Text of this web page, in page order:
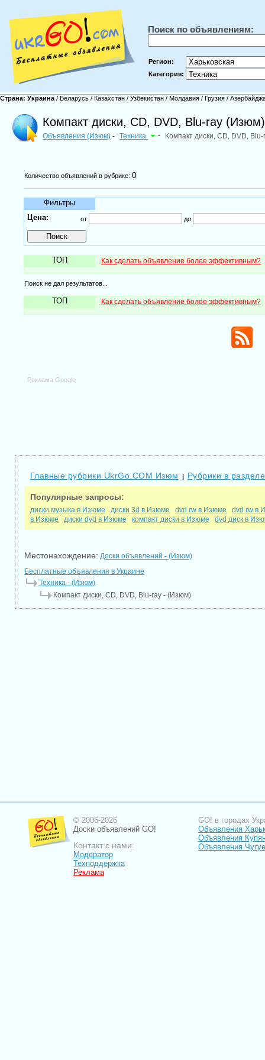
Поиск по объявлениям:
Регион:
Категория:
Страна: Украина / Беларусь / Казахстан / Узбекистан / Молдавия / Грузия /
Компакт диски, CD, DVD, Blu-ray (Изюм)
Объявления (Изюм) - Техника - Компакт диски, CD, DVD, Blu-
Количество объявлений в рубрике: 0
Фильтры
Цена:
от до
ТОП Как сделать объявление более эффективным?
Поиск не дал результатов...
ТОП Как сделать объявление более эффективным?
Реклама Google
Главные рубрики UkrGo.COM Изюм | Рубрики в
Популярные запросы:
диски музыка в Изюме диски 3d в Изюме dvd rw в Изюме
dvd rw в
в Изюме
диски dvd в Изюме компакт диски в Изюме dvd диск в
Местонахождение: Доски объявлений - (Изюм)
Бесплатные объявления в Украине
Техника - (Изюм)
Компакт диски, CD, DVD, Blu-ray - (Изюм)
© 2006-2026
Доски объявлений GO!
Контакт с нами:
Модератор
Техподдержка
Реклама
GO! в городах
Объявления
Объявления
Объявления